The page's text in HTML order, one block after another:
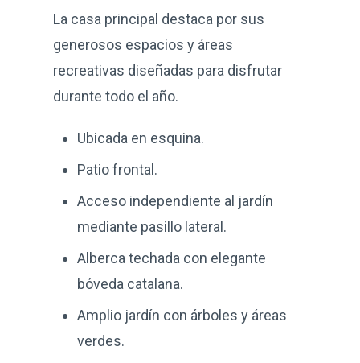
La casa principal destaca por sus
generosos espacios y áreas
recreativas diseñadas para disfrutar
durante todo el año.
Ubicada en esquina.
Patio frontal.
Acceso independiente al jardín
mediante pasillo lateral.
Alberca techada con elegante
bóveda catalana.
Amplio jardín con árboles y áreas
verdes.